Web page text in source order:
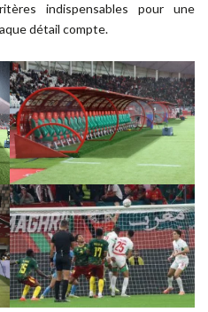
indispensables pour une
détail compte.